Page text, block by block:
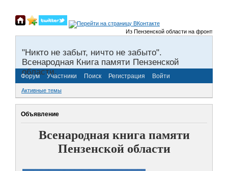
Из Пензенской области на фронты
"Никто не забыт, ничто не забыто".
Всенародная Книга памяти Пензенской
области.
Форум Участники Поиск Регистрация Войти
Активные темы
Объявление
Всенародная книга памяти
Пензенской области